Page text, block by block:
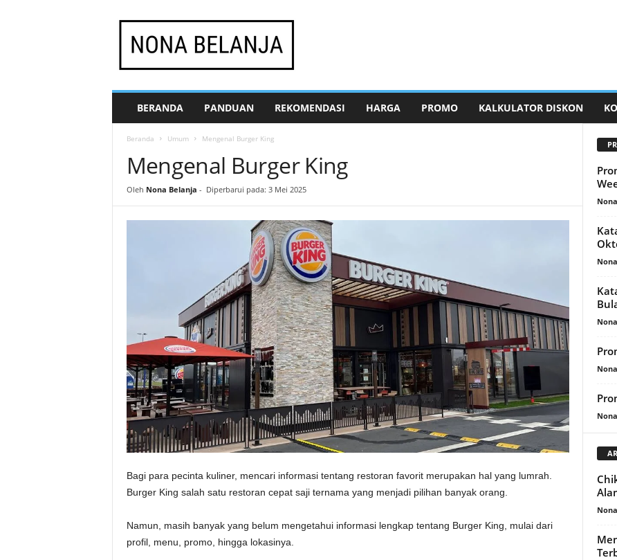
BERANDA PANDUAN REKOMENDASI HARGA PROMO KALKULATOR DISKON
Beranda Umum Mengenal Burger King
Mengenal Burger King
Oleh Nona Belanja - Diperbarui pada: 3 Mei 2025
Bagi para pecinta kuliner, mencari informasi tentang restoran favorit merupakan hal yang lumrah.
Burger King salah satu restoran cepat saji ternama yang menjadi pilihan banyak orang.
Namun, masih banyak yang belum mengetahui informasi lengkap tentang Burger King, mulai dari
profil, menu, promo, hingga lokasinya.